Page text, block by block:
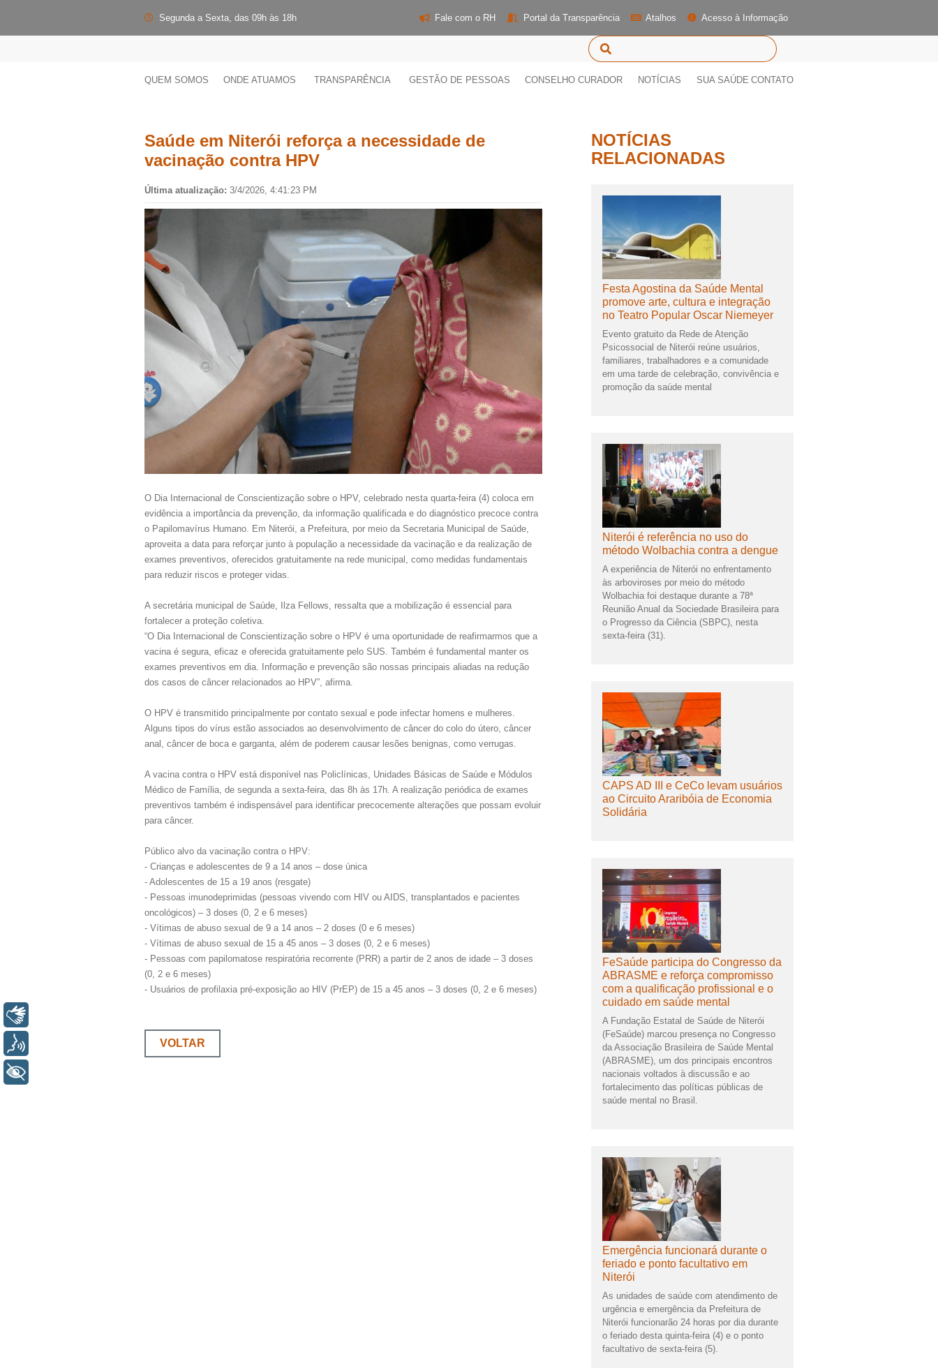
Segunda a Sexta, das 09h às 18h Fale com o RH Portal da Transparência Atalhos Acesso à Informação
QUEM SOMOS ONDE ATUAMOS TRANSPARÊNCIA GESTÃO DE PESSOAS CONSELHO CURADOR NOTÍCIAS SUA SAÚDE CONTATO
Saúde em Niterói reforça a necessidade de
vacinação contra HPV
Última atualização: 3/4/2026, 4:41:23 PM
O Dia Internacional de Conscientização sobre o HPV, celebrado nesta quarta-feira (4) coloca em
evidência a importância da prevenção, da informação qualificada e do diagnóstico precoce contra
o Papilomavírus Humano. Em Niterói, a Prefeitura, por meio da Secretaria Municipal de Saúde,
aproveita a data para reforçar junto à população a necessidade da vacinação e da realização de
exames preventivos, oferecidos gratuitamente na rede municipal, como medidas fundamentais
para reduzir riscos e proteger vidas.
A secretária municipal de Saúde, Ilza Fellows, ressalta que a mobilização é essencial para
fortalecer a proteção coletiva.
“O Dia Internacional de Conscientização sobre o HPV é uma oportunidade de reafirmarmos que a
vacina é segura, eficaz e oferecida gratuitamente pelo SUS. Também é fundamental manter os
exames preventivos em dia. Informação e prevenção são nossas principais aliadas na redução
dos casos de câncer relacionados ao HPV”, afirma.
O HPV é transmitido principalmente por contato sexual e pode infectar homens e mulheres.
Alguns tipos do vírus estão associados ao desenvolvimento de câncer do colo do útero, câncer
anal, câncer de boca e garganta, além de poderem causar lesões benignas, como verrugas.
A vacina contra o HPV está disponível nas Policlínicas, Unidades Básicas de Saúde e Módulos
Médico de Família, de segunda a sexta-feira, das 8h às 17h. A realização periódica de exames
preventivos também é indispensável para identificar precocemente alterações que possam evoluir
para câncer.
Público alvo da vacinação contra o HPV:
- Crianças e adolescentes de 9 a 14 anos – dose única
- Adolescentes de 15 a 19 anos (resgate)
- Pessoas imunodeprimidas (pessoas vivendo com HIV ou AIDS, transplantados e pacientes
oncológicos) – 3 doses (0, 2 e 6 meses)
- Vítimas de abuso sexual de 9 a 14 anos – 2 doses (0 e 6 meses)
- Vítimas de abuso sexual de 15 a 45 anos – 3 doses (0, 2 e 6 meses)
- Pessoas com papilomatose respiratória recorrente (PRR) a partir de 2 anos de idade – 3 doses
(0, 2 e 6 meses)
- Usuários de profilaxia pré-exposição ao HIV (PrEP) de 15 a 45 anos – 3 doses (0, 2 e 6 meses)
VOLTAR
NOTÍCIAS
RELACIONADAS
Festa Agostina da Saúde Mental
promove arte, cultura e integração
no Teatro Popular Oscar Niemeyer
Evento gratuito da Rede de Atenção
Psicossocial de Niterói reúne usuários,
familiares, trabalhadores e a comunidade
em uma tarde de celebração, convivência e
promoção da saúde mental
Niterói é referência no uso do
método Wolbachia contra a dengue
A experiência de Niterói no enfrentamento
às arboviroses por meio do método
Wolbachia foi destaque durante a 78ª
Reunião Anual da Sociedade Brasileira para
o Progresso da Ciência (SBPC), nesta
sexta-feira (31).
CAPS AD III e CeCo levam usuários
ao Circuito Araribóia de Economia
Solidária
FeSaúde participa do Congresso da
ABRASME e reforça compromisso
com a qualificação profissional e o
cuidado em saúde mental
A Fundação Estatal de Saúde de Niterói
(FeSaúde) marcou presença no Congresso
da Associação Brasileira de Saúde Mental
(ABRASME), um dos principais encontros
nacionais voltados à discussão e ao
fortalecimento das políticas públicas de
saúde mental no Brasil.
Emergência funcionará durante o
feriado e ponto facultativo em
Niterói
As unidades de saúde com atendimento de
urgência e emergência da Prefeitura de
Niterói funcionarão 24 horas por dia durante
o feriado desta quinta-feira (4) e o ponto
facultativo de sexta-feira (5).